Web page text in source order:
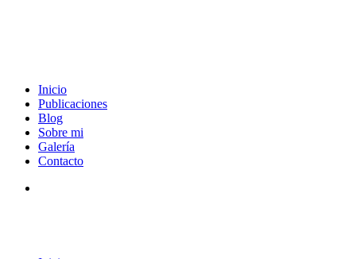
Inicio
Publicaciones
Blog
Sobre mi
Galería
Contacto